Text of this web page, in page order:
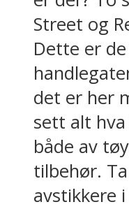
Street og
Dette er
det er her
sett alt
både av
tilbehør.
avstikkere